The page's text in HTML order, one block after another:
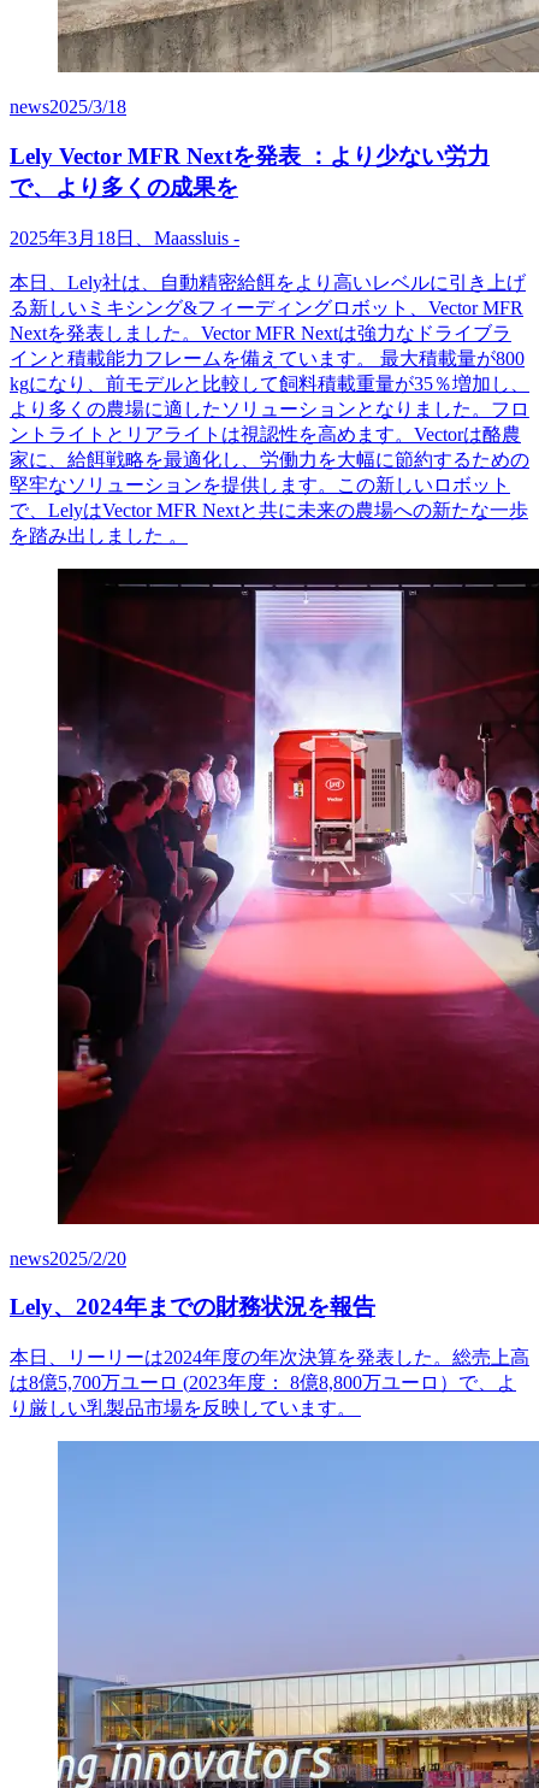
news2025/3/18
Lely Vector MFR Nextを発表 ：より少ない労力
で、より多くの成果を
2025年3月 18日、 Maassluis -
本日、 Lely社は、自動精密給餌をより高いレベルに引き上げ
る新しいミキシング&フィーディングロボット、 Vector MFR
Nextを発表しました。 Vector MFR Nextは強力なドライブラ
インと積載能力フレームを備えています。
最大積載量が800
kgになり、前モデルと比較して飼料積載重量が35％増加し、
より多くの農場に適したソリューションとなりました。フロ
ントライトとリアライトは視認性を高めます。 Vectorは酪農
家に、給餌戦略を最適化し、労働力を大幅に節約するための
堅牢なソリューションを提供します。この新しいロボット
で、 LelyはVector MFR Nextと共に未来の農場への新たな一歩
を踏み出しました 。
news2025/2/20
Lely、2024年までの財務状況を報告
本日、リーリーは2024年度の年次決算を発表した。総売上高
は8億5,700万ユーロ (2023年度 ： 8億8,800万ユーロ ） で、よ
り厳しい乳製品市場を反映しています。